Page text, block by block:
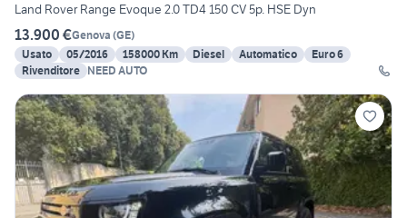
Land Rover Range Evoque 2.0 TD4 150 CV 5p. HSE Dyn
13.900 €Genova (GE)
Usato
05/2016 158000 Km Diesel Automatico
Euro 6
Rivenditore NEED AUTO